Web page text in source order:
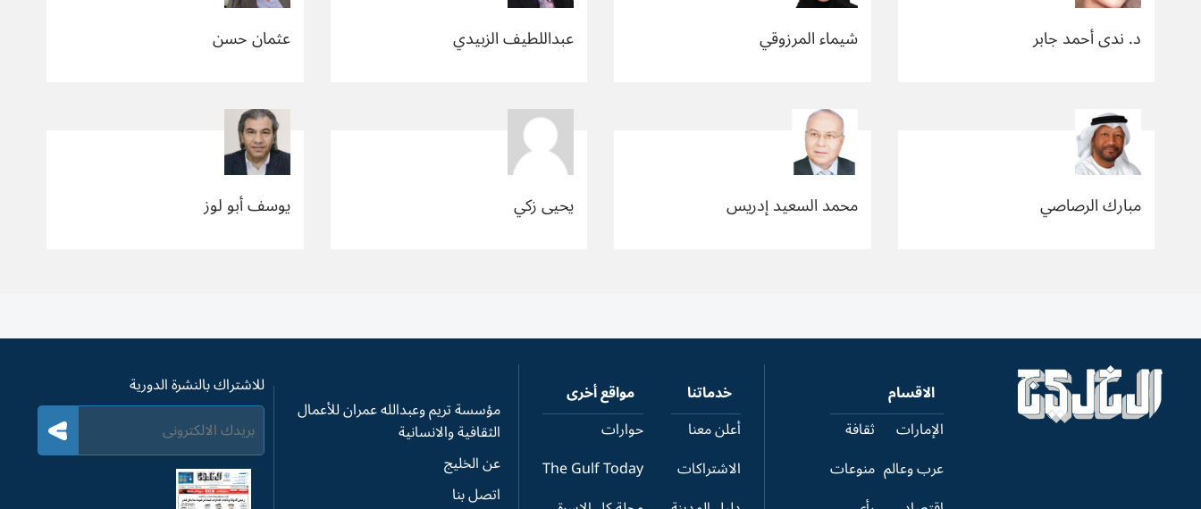
د. ندى أحمد جابر شيماء المرزوقي عبداللطيف الزبيدي عثمان حسن
مبارك الرصاصي محمد السعيد إدريس يحيى زكي يوسف أبو لوز
الاقسام
الإمارات
عرب وعالم
ثقافة
منوعات
خدماتنا
أعلن معنا
الاشتراكات
مواقع أخرى
حوارات
The Gulf Today
مؤسسة تريم وعبدالله عمران للأعمال
الثقافية والانسانية
عن الخليج
اتصل بنا
للاشتراك بالنشرة الدورية